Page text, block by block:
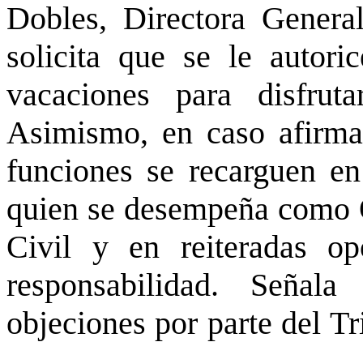
Dobles, Directora
solicita que se le
vacaciones para
Asimismo, en caso
funciones se recarguen
quien se desempeña
Civil y en reiteradas
responsabilidad.
objeciones por parte del